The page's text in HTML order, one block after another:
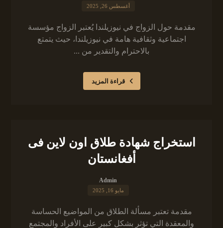
أغسطس 26, 2025
مقدمة حول الزواج في نيوزيلندا يُعتبر الزواج مؤسسة
اجتماعية وثقافية هامة في نيوزيلندا، حيث يتمتع
بالاحترام والتقدير من ...
قراءة المزيد
استخراج شهادة طلاق اون لاين فى
أفغانستان
Admin
مايو 16, 2025
مقدمة تعتبر مسألة الطلاق من المواضيع الحساسة
والمعقدة التي تؤثر بشكل كبير على الأفراد والمجتمع